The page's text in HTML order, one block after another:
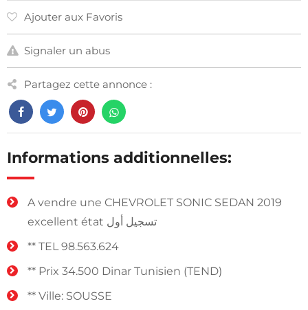
Ajouter aux Favoris
Signaler un abus
Partagez cette annonce :
Informations additionnelles:
A vendre une CHEVROLET SONIC SEDAN 2019
excellent état تسجيل أول
** TEL 98.563.624
** Prix 34.500 Dinar Tunisien (TEND)
** Ville: SOUSSE